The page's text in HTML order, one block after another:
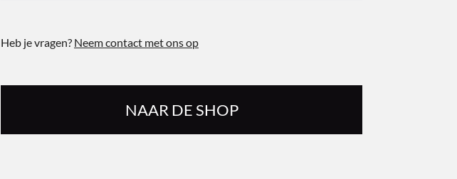
Heb je vragen? Neem contact met ons op
NAAR DE SHOP